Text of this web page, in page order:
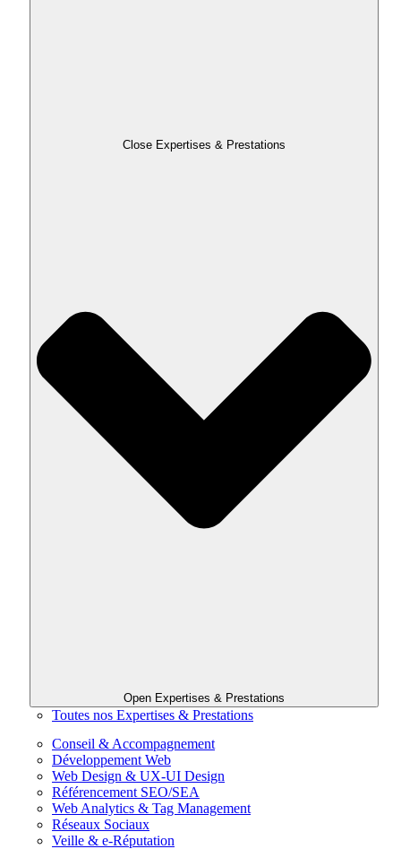
Close Expertises & Prestations
Open Expertises & Prestations
Toutes nos Expertises & Prestations
Conseil & Accompagnement
Développement Web
Web Design & UX-UI Design
Référencement SEO/SEA
Web Analytics & Tag Management
Réseaux Sociaux
Veille & e-Réputation